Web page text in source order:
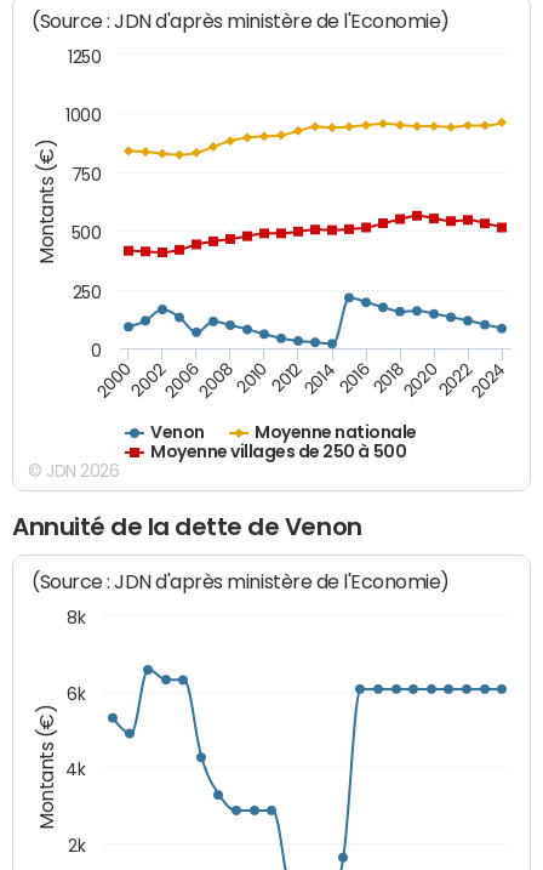
Montants (€)
(Source : JDN d'après ministère de l'Economie)
Venon
Moyenne nationale
Moyenne villages de 250 à 500
200020022006200820102012201420162018202020222024
0
250
500
750
1000
1250
© JDN 2026
Annuité de la dette de Venon
Montants (€)
(Source : JDN d'après ministère de l'Economie)
2k
4k
6k
8k